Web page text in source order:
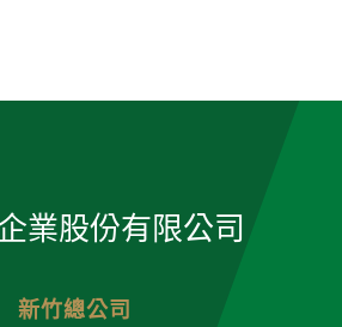
業股份有限公司
新竹總公司